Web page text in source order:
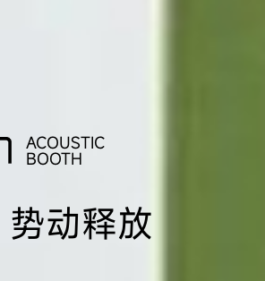
ACOUSTIC
BOOTH
动释放